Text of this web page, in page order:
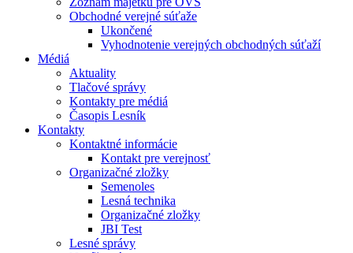
Obchodné verejné súťaže
Ukončené
Vyhodnotenie verejných obchodných súťaží
Médiá
Aktuality
Tlačové správy
Kontakty pre médiá
Časopis Lesník
Kontakty
Kontaktné informácie
Kontakt pre verejnosť
Organizačné zložky
Semenoles
Lesná technika
Organizačné zložky
JBI Test
Lesné správy